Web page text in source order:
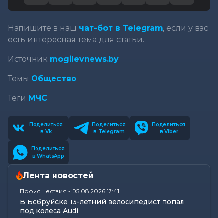
Напишите в наш чат-бот в Telegram, если у вас
есть интересная тема для статьи.
Источник mogilevnews.by
Темы Общество
Теги МЧС
Поделиться
в Vk
Поделиться
в Telegram
Поделиться
в Viber
Поделиться
в WhatsApp
Лента новостей
Происшествия - 05.08.2026 17:41
В Бобруйске 13-летний велосипедист попал
под колеса Audi